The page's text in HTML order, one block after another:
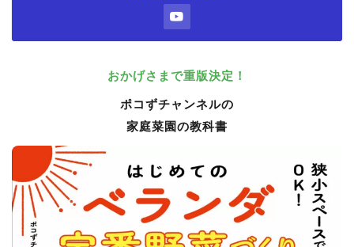
おかげさまで重版決定！
ポコずチャンネルの
家庭菜園の教科書